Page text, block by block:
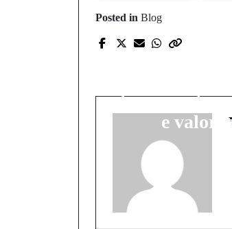
Posted in Blog
Casino non
licenze
e valore